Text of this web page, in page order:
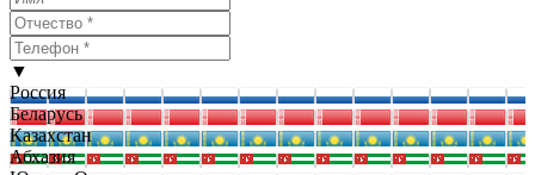
▼
Россия
Беларусь
Казахстан
Абхазия